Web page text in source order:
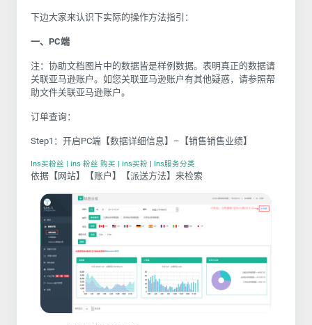
下边大家来认识下实际的操作方法指引：
一、 PC端
注：协助文档图片中的数据皆是样例数据。表明真正的数据请
关联亚马逊账户。如您关联亚马逊账户有其他疑惑，请参照帮
助文件关联亚马逊账户。
订单查询：
Step1：开启PC端【数据详细信息】–【销售销售业绩】
Ins买粉丝 | ins 粉丝 购买 | ins买粉 Ins服务分类
依据【网站】【账户】【派送方法】来检索